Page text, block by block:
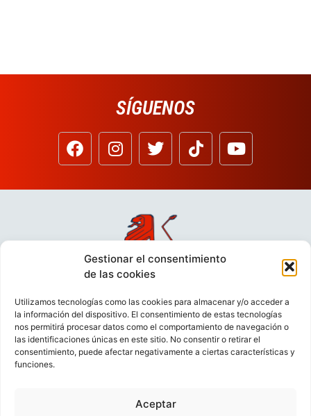
Gestionar el consentimiento
de las cookies
Utilizamos tecnologías como las cookies para almacenar y/o acceder a
la información del dispositivo. El consentimiento de estas tecnologías
nos permitirá procesar datos como el comportamiento de navegación o
las identificaciones únicas en este sitio. No consentir o retirar el
consentimiento, puede afectar negativamente a ciertas características y
funciones.
Aceptar
SÍGUENOS